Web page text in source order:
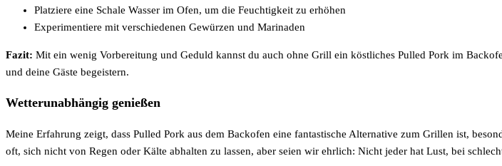
Platziere eine Schale Wasser im Ofen, um die Feuchtigkeit zu erhöhen
Experimentiere mit verschiedenen Gewürzen und Marinaden
Fazit: Mit ein wenig Vorbereitung und Geduld kannst du auch ohne Grill ein köstliches Pulled Pork im
und deine Gäste begeistern.
Wetterunabhängig genießen
Meine Erfahrung zeigt, dass Pulled Pork aus dem Backofen eine fantastische Alternative zum Grillen ist,
oft, sich nicht von Regen oder Kälte abhalten zu lassen, aber seien wir ehrlich: Nicht jeder hat Lust, bei